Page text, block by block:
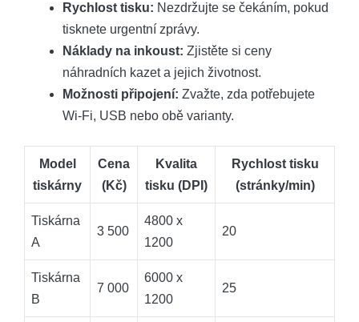
Rychlost tisku: Nezdržujte se čekáním, pokud
tisknete urgentní zprávy.
Náklady na inkoust: Zjistěte si ceny
náhradních kazet a jejich životnost.
Možnosti připojení: Zvažte, zda potřebujete
Wi-Fi, USB nebo obě varianty.
Model
tiskárny
Cena
(Kč)
Kvalita
tisku (DPI)
Rychlost tisku
(stránky/min)
Tiskárna
A
3 500
4800 x
1200
20
Tiskárna
B
7 000
6000 x
1200
25